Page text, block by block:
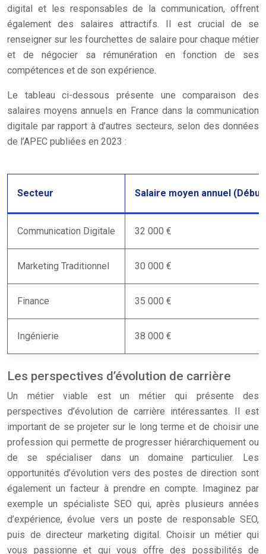
digital et les responsables de la communication, offrent
également des salaires attractifs. Il est crucial de se
renseigner sur les fourchettes de salaire pour chaque métier
et de négocier sa rémunération en fonction de ses
compétences et de son expérience.
Le tableau ci-dessous présente une comparaison des
salaires moyens annuels en France dans la communication
digitale par rapport à d’autres secteurs, selon des données
de l’APEC publiées en 2023 :
Secteur Salaire moyen annuel
Communication Digitale 32 000 €
Marketing Traditionnel 30 000 €
Finance 35 000 €
Ingénierie 38 000 €
Les perspectives d’évolution de carrière
Un métier viable est un métier qui présente des
perspectives d’évolution de carrière intéressantes. Il est
important de se projeter sur le long terme et de choisir une
profession qui permette de progresser hiérarchiquement ou
de se spécialiser dans un domaine particulier. Les
opportunités d’évolution vers des postes de direction sont
également un facteur à prendre en compte. Imaginez par
exemple un spécialiste SEO qui, après plusieurs années
d’expérience, évolue vers un poste de responsable SEO,
puis de directeur marketing digital. Choisir un métier qui
vous passionne et qui vous offre des possibilités de